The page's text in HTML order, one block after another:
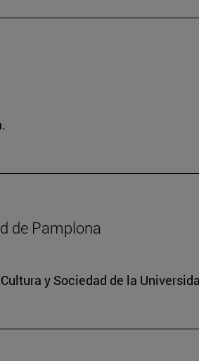
de Pamplona
y Sociedad de la